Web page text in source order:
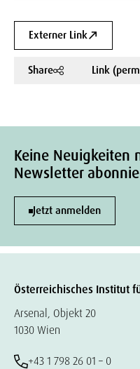
Externer Link
Share Link
Keine Neuigkeiten
Newsletter
Jetzt anmelden
Österreichisches Institut
Arsenal, Objekt 20
1030 Wien
+43 1 798 26 01 – 0